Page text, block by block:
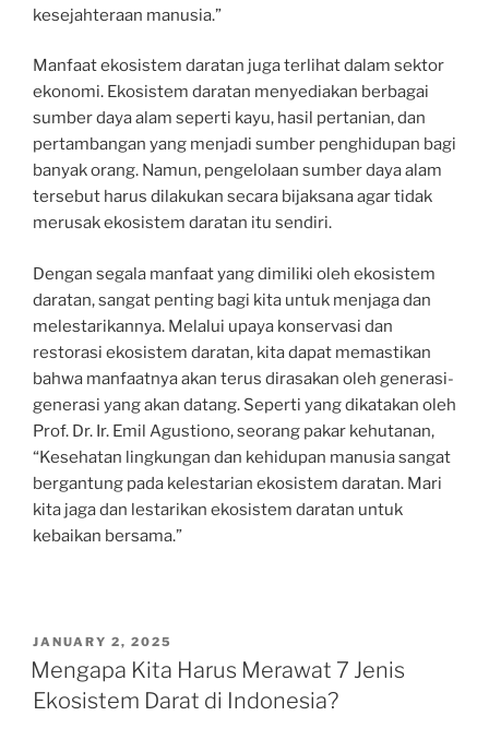
kesejahteraan manusia.”
Manfaat ekosistem daratan juga terlihat dalam sektor
ekonomi. Ekosistem daratan menyediakan berbagai
sumber daya alam seperti kayu, hasil pertanian, dan
pertambangan yang menjadi sumber penghidupan bagi
banyak orang. Namun, pengelolaan sumber daya alam
tersebut harus dilakukan secara bijaksana agar tidak
merusak ekosistem daratan itu sendiri.
Dengan segala manfaat yang dimiliki oleh ekosistem
daratan, sangat penting bagi kita untuk menjaga dan
melestarikannya. Melalui upaya konservasi dan
restorasi ekosistem daratan, kita dapat memastikan
bahwa manfaatnya akan terus dirasakan oleh generasi-
generasi yang akan datang. Seperti yang dikatakan oleh
Prof. Dr. Ir. Emil Agustiono, seorang pakar kehutanan,
“Kesehatan lingkungan dan kehidupan manusia sangat
bergantung pada kelestarian ekosistem daratan. Mari
kita jaga dan lestarikan ekosistem daratan untuk
kebaikan bersama.”
POSTED
ON
JANUARY 2, 2025
Mengapa Kita Harus Merawat 7 Jenis
Ekosistem Darat di Indonesia?